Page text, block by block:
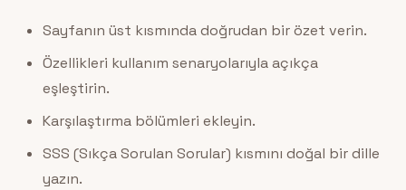
Sayfanın üst kısmında doğrudan bir özet verin.
Özellikleri kullanım senaryolarıyla açıkça
eşleştirin.
Karşılaştırma bölümleri ekleyin.
SSS (Sıkça Sorulan Sorular) kısmını doğal bir dille
yazın.